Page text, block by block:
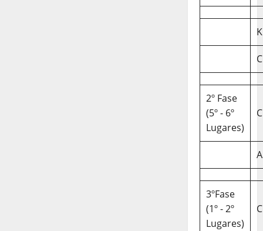
2º Fase
(5º - 6º
Lugares)
3ºFase
(1º - 2º
Lugares)